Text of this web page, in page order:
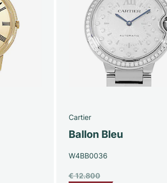
Cartier
Ballon Bleu
W4BB0036
€ 12.800